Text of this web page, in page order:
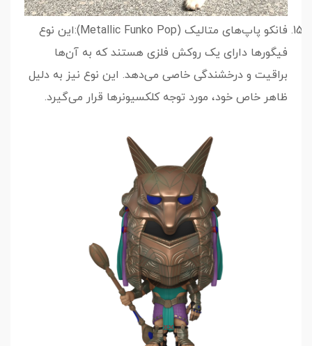
فانکو پاپ‌های متالیک (Metallic Funko Pop):این نوع
فیگورها دارای یک روکش فلزی هستند که به آن‌ها
براقیت و درخشندگی خاصی می‌دهد. این نوع نیز به دلیل
ظاهر خاص خود، مورد توجه کلکسیونرها قرار می‌گیرد.